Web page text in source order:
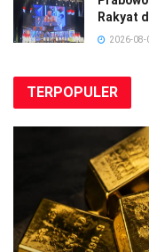
Rakyat
2026-08-
TERPOPULER